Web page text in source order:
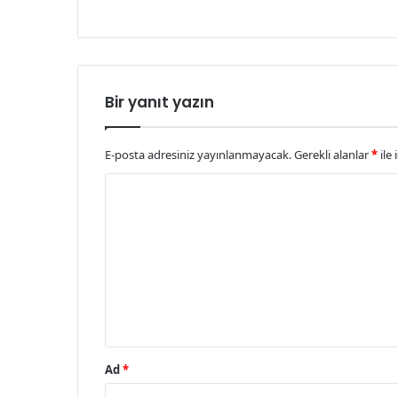
Bir yanıt yazın
E-posta adresiniz yayınlanmayacak.Gerekli alanlar* ile
Ad*